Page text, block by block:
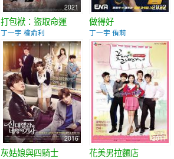
2021
打包袱：盜取命運
丁一宇 權俞利
2022
做得好
丁一宇 侑莉
2016
灰姑娘與四騎士
2011
花美男拉麵店